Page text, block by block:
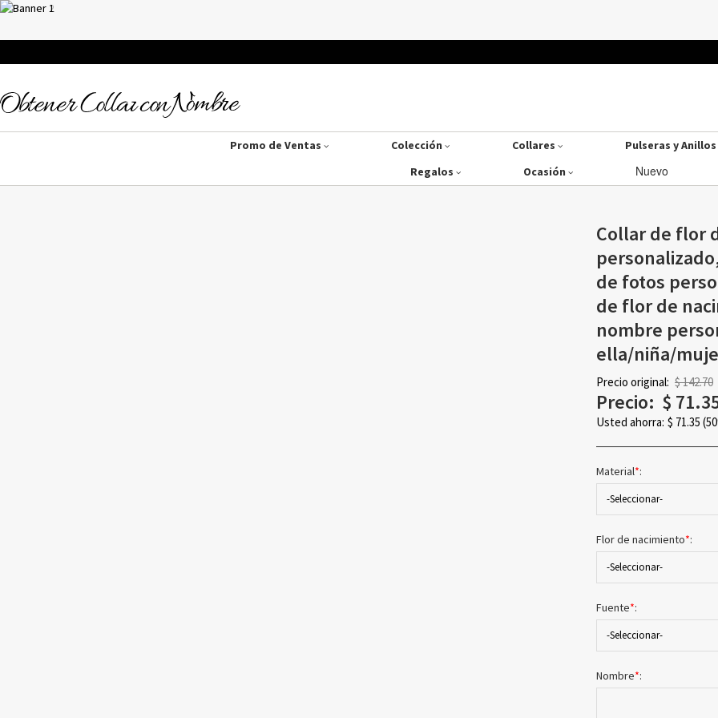
Promo de Ventas Colección Collares Pulseras y Anillos
Regalos
Ocasión Nuevo
Collar de flor
de fotos
de flor de
nombre
ella/niña/
Precio original: $ 142.70
Precio: $
Usted ahorra: $ 71.35
Material*:
-Seleccionar-
Flor de nacimiento*:
-Seleccionar-
Fuente*:
-Seleccionar-
Nombre*: